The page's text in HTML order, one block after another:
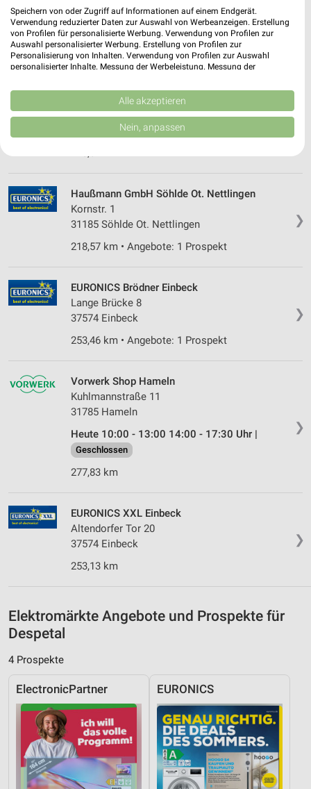
Heute 08:30 - 18:30 Uhr | Geschlossen
275,63 km • Angebote: 1 Prospekt
❯
Marktstr. 2
31185 Hoheneggelsen
Heute 09:30 - 19:00 Uhr |
❯
Haußmann GmbH Söhlde Ot. Nettlingen
Kornstr. 1
31185 Söhlde Ot. Nettlingen
218,57 km • Angebote: 1 Prospekt
❯
EURONICS Brödner Einbeck
Lange Brücke 8
37574 Einbeck
253,46 km • Angebote: 1 Prospekt
❯
Vorwerk Shop Hameln
Kuhlmannstraße 11
31785 Hameln
Heute 10:00 - 13:00 14:00 - 17:30 Uhr |
Geschlossen
277,83 km
❯
EURONICS XXL Einbeck
Altendorfer Tor 20
37574 Einbeck
253,13 km
Elektromärkte Angebote und Prospekte für
Despetal
4 Prospekte
ElectronicPartner EURONICS
Speichern von oder Zugriff auf Informationen auf einem Endgerät.
Verwendung reduzierter Daten zur Auswahl von Werbeanzeigen. Erstellung
von Profilen für personalisierte Werbung. Verwendung von Profilen zur
Auswahl personalisierter Werbung. Erstellung von Profilen zur
Personalisierung von Inhalten. Verwendung von Profilen zur Auswahl
personalisierter Inhalte. Messung der Werbeleistung. Messung der
Kombinationen von Daten aus verschiedenen Quellen. Entwicklung und
Verbesserung der Angebote. Verwendung reduzierter Daten zur Auswahl
von Inhalten.
Daten können außerhalb der Europäischen Union weitergegeben und in die
Website/App.
Wir nutzen Ihre Daten für folgende Zwecke:
IAB-Verarbeitungszwecke:
Speichern von oder Zugriff auf Informationen
auf einem Endgerät
Werbeanzeigen
Erstellung von Profilen für personalisierte
Erstellung von Profilen zur Personalisierung
von Inhalten
Verwendung von Profilen zur Auswahl
personalisierter Inhalte
Messung der Werbeleistung
Messung der Performance von Inhalten
Analyse von Zielgruppen durch Statistiken oder
Kombinationen von Daten aus verschiedenen
Verwendung reduzierter Daten zur Auswahl von
Inhalten
Verwendung genauer Standortdaten
Geräte anhand von aktiv angeforderten
Informationen identifizieren
Nicht-IAB-Verarbeitungszwecke:
Notwendig
Performance
Alle akzeptieren
Nein, anpassen